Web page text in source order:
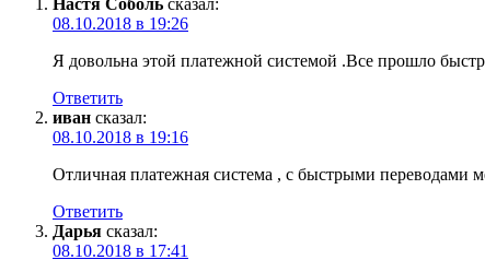
08.10.2018 в 19:26
Я довольна этой платежной системой .Все прошло
Ответить
иван сказал:
08.10.2018 в 19:16
Отличная платежная система , с быстрыми переводами
Ответить
Дарья сказал:
08.10.2018 в 17:41